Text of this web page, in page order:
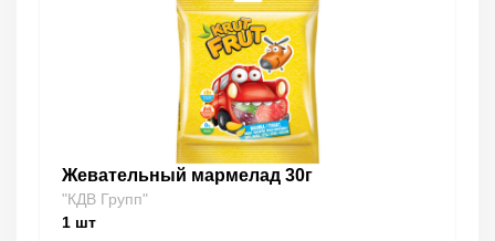
Жевательный мармелад 30г
"КДВ Групп"
1 шт